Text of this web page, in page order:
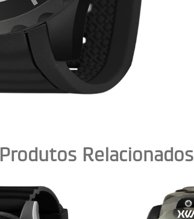
Produtos Relacionados